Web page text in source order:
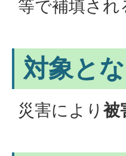
等で補填され
対象と
災害により被